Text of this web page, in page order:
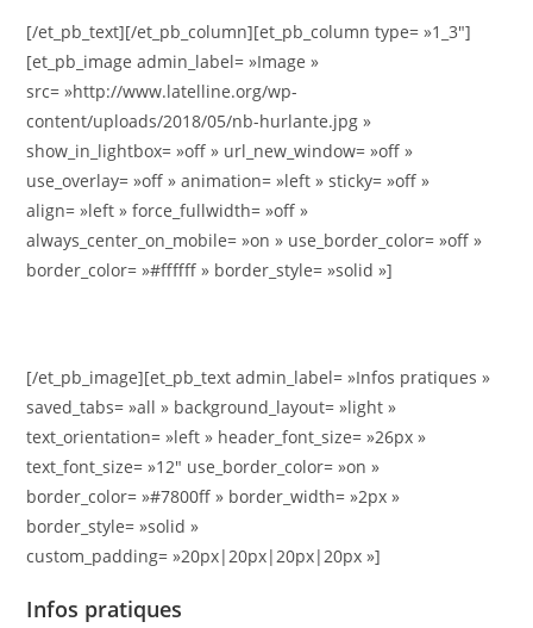
[/et_pb_text][/et_pb_column][et_pb_column type= »1_3″]
[et_pb_image admin_label= »Image »
src= »http://www.latelline.org/wp-
content/uploads/2018/05/nb-hurlante.jpg »
show_in_lightbox= »off » url_new_window= »off »
use_overlay= »off » animation= »left » sticky= »off »
align= »left » force_fullwidth= »off »
always_center_on_mobile= »on » use_border_color= »off »
border_color= »#ffffff » border_style= »solid »]
[/et_pb_image][et_pb_text admin_label= »Infos pratiques »
saved_tabs= »all » background_layout= »light »
text_orientation= »left » header_font_size= »26px »
text_font_size= »12″ use_border_color= »on »
border_color= »#7800ff » border_width= »2px »
border_style= »solid »
custom_padding= »20px|20px|20px|20px »]
Infos pratiques